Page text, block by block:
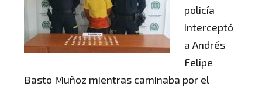
policía
interceptó
a Andrés
Felipe
Basto Muñoz mientras caminaba por el